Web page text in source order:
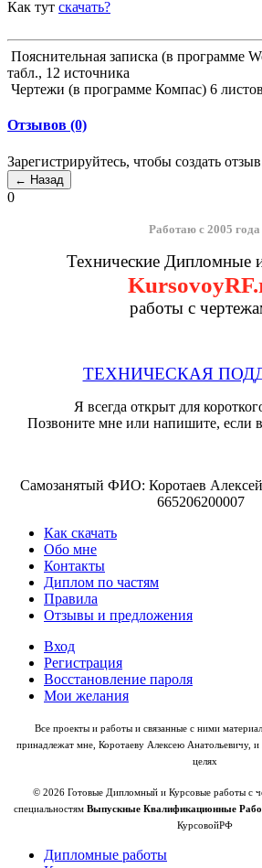
Как тут скачать?
Пояснительная записка (в программе
табл., 12 источника
Чертежи (в программе Компас) 6 листов
Отзывов (0)
Зарегистрируйтесь, чтобы создать
0
Работаю с 2005 года
Технические Дипломные
работы с
ТЕХНИЧЕСКАЯ
Я всегда открыт для
Позвоните мне или напишите, если
Самозанятый ФИО: Коротаев
665206200007
Как скачать
Обо мне
Контакты
Диплом по частям
Правила
Отзывы и предложения
Вход
Регистрация
Восстановление пароля
Мои желания
Все проекты и работы и связанные с ними
принадлежат мне, Коротаеву Алексею Анатольевичу,
целях
© 2026 Готовые Дипломный и Курсовые работы с
специальностям Выпускные Квалификационные
КурсовойРФ
Дипломные работы